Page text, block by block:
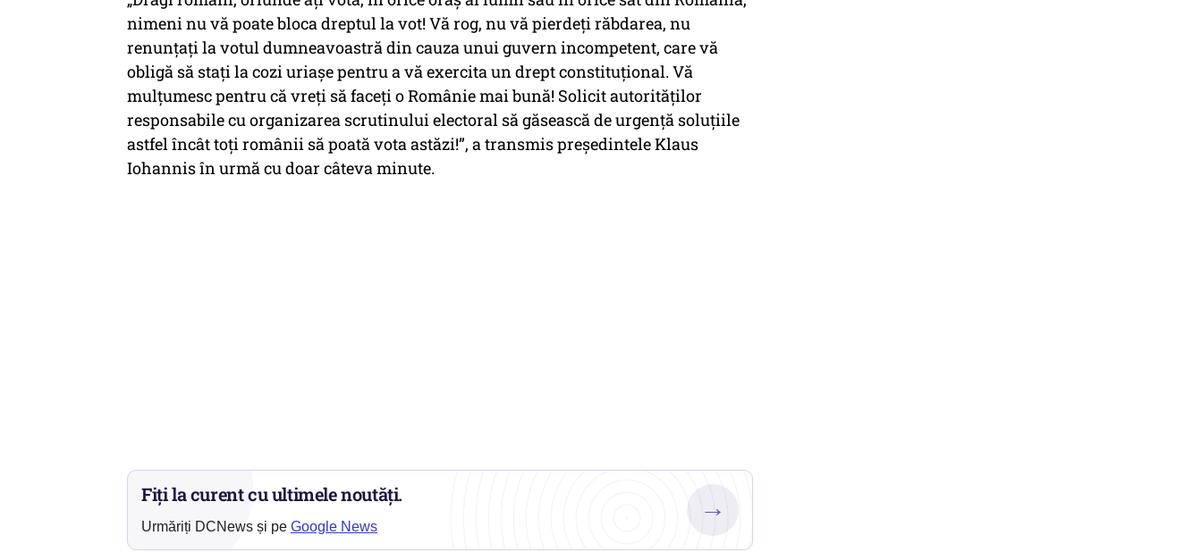
nimeni nu vă poate bloca dreptul la vot! Vă rog, nu vă pierdeți răbdarea, nu
renunțați la votul dumneavoastră din cauza unui guvern incompetent, care vă
obligă să stați la cozi uriașe pentru a vă exercita un drept constituțional. Vă
mulțumesc pentru că vreți să faceți o Românie mai bună! Solicit autorităților
responsabile cu organizarea scrutinului electoral să găsească de urgență soluțiile
astfel încât toți românii să poată vota astăzi!”, a transmis președintele Klaus
Iohannis în urmă cu doar câteva minute.
Fiți la curent cu ultimele noutăți.
Urmăriți DCNews și pe Google News
→